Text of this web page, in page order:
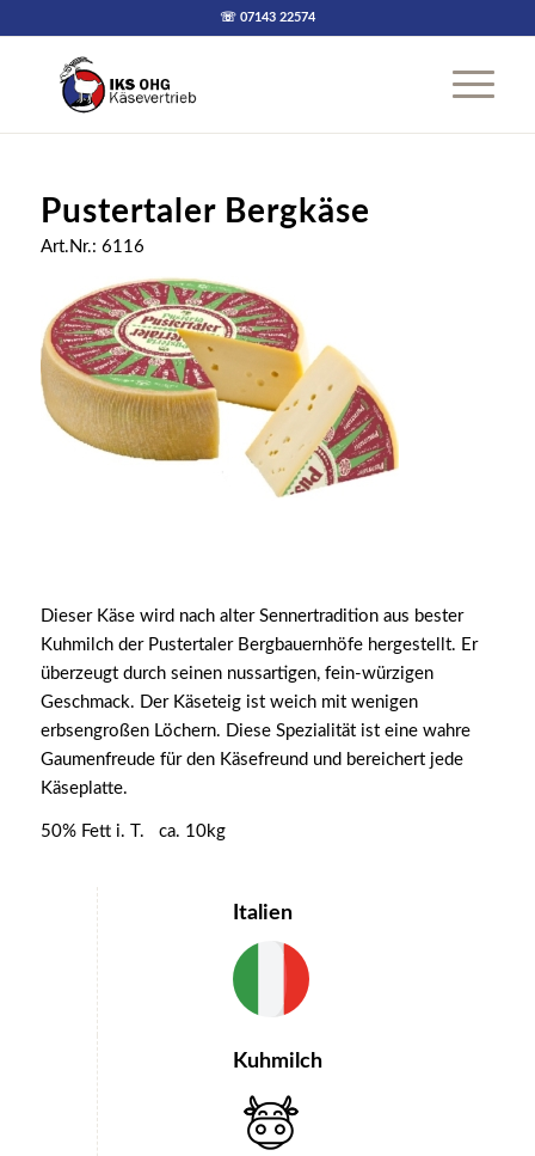
☏ 07143 22574
Pustertaler Bergkäse
Art.Nr.: 6116
Dieser Käse wird nach alter Sennertradition aus bester
Kuhmilch der Pustertaler Bergbauernhöfe hergestellt. Er
überzeugt durch seinen nussartigen, fein-würzigen
Geschmack. Der Käseteig ist weich mit wenigen
erbsengroßen Löchern. Diese Spezialität ist eine wahre
Gaumenfreude für den Käsefreund und bereichert jede
Käseplatte.
50% Fett i. T. ca. 10kg
Italien
Kuhmilch